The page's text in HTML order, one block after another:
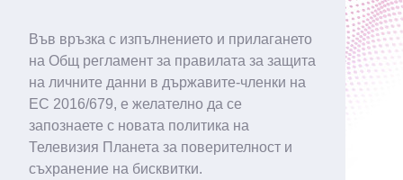
Във връзка с изпълнението и прилагането
на Общ регламент за правилата за защита
на личните данни в държавите-членки на
ЕС 2016/679, е желателно да се
запознаете с новата политика на
Телевизия Планета за поверителност и
съхранение на бисквитки.